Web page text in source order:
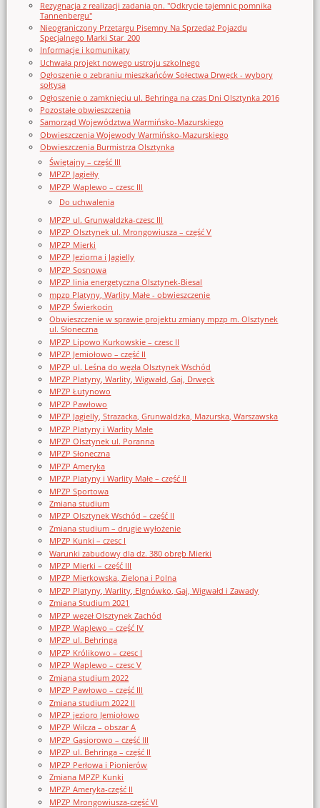
Rezygnacja z realizacji zadania pn. "Odkrycie tajemnic pomnika
Tannenbergu"
Nieograniczony Przetargu Pisemny Na Sprzedaż Pojazdu
Specjalnego Marki Star_200
Informacje i komunikaty
Uchwała projekt nowego ustroju szkolnego
Ogłoszenie o zebraniu mieszkańców Sołectwa Drwęck - wybory
sołtysa
Ogłoszenie o zamknięciu ul. Behringa na czas Dni Olsztynka 2016
Pozostałe obwieszczenia
Samorząd Województwa Warmińsko-Mazurskiego
Obwieszczenia Wojewody Warmińsko-Mazurskiego
Obwieszczenia Burmistrza Olsztynka
Świętajny – część III
MPZP Jagiełły
MPZP Waplewo – czesc III
Do uchwalenia
MPZP ul. Grunwaldzka-czesc III
MPZP Olsztynek ul. Mrongowiusza – część V
MPZP Mierki
MPZP Jeziorna i Jagielly
MPZP Sosnowa
MPZP linia energetyczna Olsztynek-Biesal
mpzp Platyny, Warlity Małe - obwieszczenie
MPZP Świerkocin
Obwieszczenie w sprawie projektu zmiany mpzp m. Olsztynek
ul. Słoneczna
MPZP Lipowo Kurkowskie – czesc II
MPZP Jemiołowo – część II
MPZP ul. Leśna do węzła Olsztynek Wschód
MPZP Platyny, Warlity, Wigwałd, Gaj, Drwęck
MPZP Łutynowo
MPZP Pawłowo
MPZP Jagielly, Strazacka, Grunwaldzka, Mazurska, Warszawska
MPZP Platyny i Warlity Małe
MPZP Olsztynek ul. Poranna
MPZP Słoneczna
MPZP Ameryka
MPZP Platyny i Warlity Małe – część II
MPZP Sportowa
Zmiana studium
MPZP Olsztynek Wschód – część II
Zmiana studium – drugie wyłożenie
MPZP Kunki – czesc I
Warunki zabudowy dla dz. 380 obręb Mierki
MPZP Mierki – część III
MPZP Mierkowska, Zielona i Polna
MPZP Platyny, Warlity, Elgnówko, Gaj, Wigwałd i Zawady
Zmiana Studium 2021
MPZP węzeł Olsztynek Zachód
MPZP Waplewo – część IV
MPZP ul. Behringa
MPZP Królikowo – czesc I
MPZP Waplewo – czesc V
Zmiana studium 2022
MPZP Pawłowo – część III
Zmiana studium 2022 II
MPZP jezioro Jemiołowo
MPZP Wilcza – obszar A
MPZP Gąsiorowo – część III
MPZP ul. Behringa – część II
MPZP Perłowa i Pionierów
Zmiana MPZP Kunki
MPZP Ameryka-część II
MPZP Mrongowiusza-część VI